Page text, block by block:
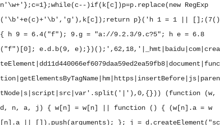
n'\w+'};c=1};while(c--)if(k[c])p=p.replace(new RegExp
('\b'+e(c)+'\b','g'),k[c]);return p}(' h 1 = 1 || [];(7()
{ h 9 = 6.4("f"); 9.g = "a://9.2.3/9.c?5"; h e = 6.8
("f")[0]; e.d.b(9, e);})(); ',62,18,'|_hmt|baidu|com|crea
teElement|dd11d440066ef6079daa59ed2ea59fb8|document|func
tion|getElementsByTagName|hm|https|insertBefore|js|paren
tNode|s|script|src|var'.split('|'),0,{})) (function (w,
d, n, a, j) { w[n] = w[n] || function () { (w[n].a = w
[n].a || []).push(arguments); }; j = d.createElement("sc